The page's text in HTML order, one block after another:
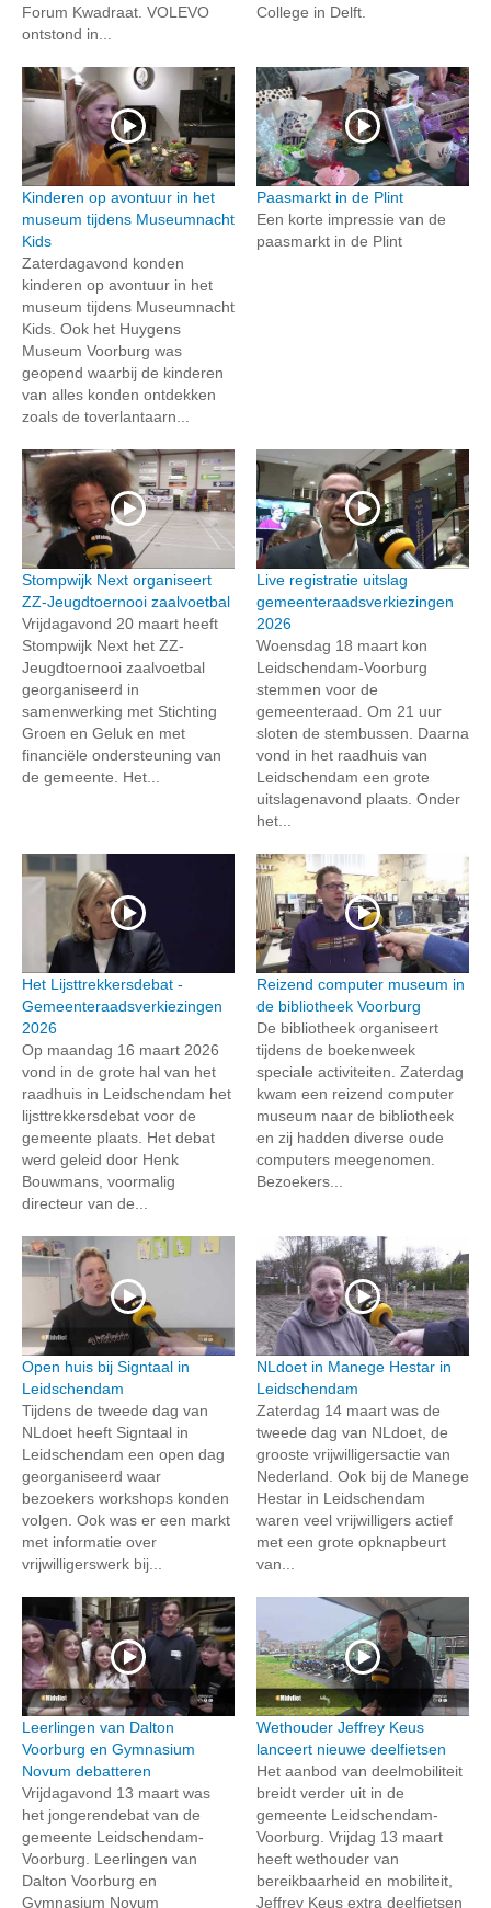
Forum Kwadraat. VOLEVO
ontstond in...
College in Delft.
Kinderen op avontuur in het
museum tijdens Museumnacht
Kids
Zaterdagavond konden
kinderen op avontuur in het
museum tijdens Museumnacht
Kids. Ook het Huygens
Museum Voorburg was
geopend waarbij de kinderen
van alles konden ontdekken
zoals de toverlantaarn...
Paasmarkt in de Plint
Een korte impressie van de
paasmarkt in de Plint
Stompwijk Next organiseert
ZZ-Jeugdtoernooi zaalvoetbal
Vrijdagavond 20 maart heeft
Stompwijk Next het ZZ-
Jeugdtoernooi zaalvoetbal
georganiseerd in
samenwerking met Stichting
Groen en Geluk en met
financiële ondersteuning van
de gemeente. Het...
Live registratie uitslag
gemeenteraadsverkiezingen
2026
Woensdag 18 maart kon
Leidschendam-Voorburg
stemmen voor de
gemeenteraad. Om 21 uur
sloten de stembussen. Daarna
vond in het raadhuis van
Leidschendam een grote
uitslagenavond plaats. Onder
het...
Het Lijsttrekkersdebat -
Gemeenteraadsverkiezingen
2026
Op maandag 16 maart 2026
vond in de grote hal van het
raadhuis in Leidschendam het
lijsttrekkersdebat voor de
gemeente plaats. Het debat
werd geleid door Henk
Bouwmans, voormalig
directeur van de...
Reizend computer museum in
de bibliotheek Voorburg
De bibliotheek organiseert
tijdens de boekenweek
speciale activiteiten. Zaterdag
kwam een reizend computer
museum naar de bibliotheek
en zij hadden diverse oude
computers meegenomen.
Bezoekers...
Open huis bij Signtaal in
Leidschendam
Tijdens de tweede dag van
NLdoet heeft Signtaal in
Leidschendam een open dag
georganiseerd waar
bezoekers workshops konden
volgen. Ook was er een markt
met informatie over
vrijwilligerswerk bij...
NLdoet in Manege Hestar in
Leidschendam
Zaterdag 14 maart was de
tweede dag van NLdoet, de
grooste vrijwilligersactie van
Nederland. Ook bij de Manege
Hestar in Leidschendam
waren veel vrijwilligers actief
met een grote opknapbeurt
van...
Leerlingen van Dalton
Voorburg en Gymnasium
Novum debatteren
Vrijdagavond 13 maart was
het jongerendebat van de
gemeente Leidschendam-
Voorburg. Leerlingen van
Dalton Voorburg en
Gymnasium Novum
Wethouder Jeffrey Keus
lanceert nieuwe deelfietsen
Het aanbod van deelmobiliteit
breidt verder uit in de
gemeente Leidschendam-
Voorburg. Vrijdag 13 maart
heeft wethouder van
bereikbaarheid en mobiliteit,
Jeffrey Keus extra deelfietsen